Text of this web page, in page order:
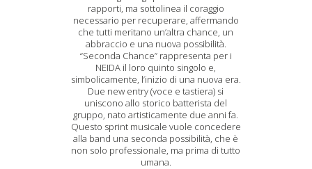
rapporti, ma sottolinea il coraggio
necessario per recuperare, affermando
che tutti meritano un’altra chance, un
abbraccio e una nuova possibilità.
“Seconda Chance” rappresenta per i
NEIDA il loro quinto singolo e,
simbolicamente, l’inizio di una nuova era.
Due new entry (voce e tastiera) si
uniscono allo storico batterista del
gruppo, nato artisticamente due anni fa.
Questo sprint musicale vuole concedere
alla band una seconda possibilità, che è
non solo professionale, ma prima di tutto
umana.